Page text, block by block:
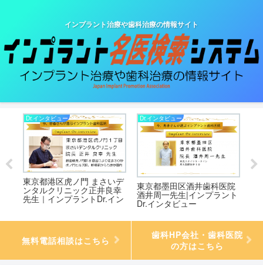
インプラント治療や歯科治療の情報サイト
Dr.インタビュー
東京都港区虎ノ門 まさいデ
ンタルクリニック正井良幸
先生｜インプラントDr.イン
Dr.インタビュー
東京都墨田区酒井歯科医院
酒井周一先生|インプラント
Dr.インタビュー
無料電話相談はこちら
歯科HP会社・歯科医院
の方はこちら